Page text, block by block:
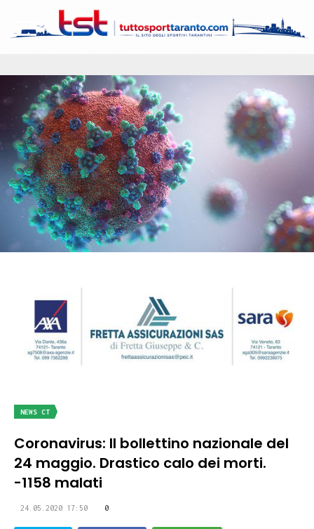
NEWS CT
Coronavirus: Il bollettino nazionale del
24 maggio. Drastico calo dei morti.
-1158 malati
24.05.2020 17:50 0